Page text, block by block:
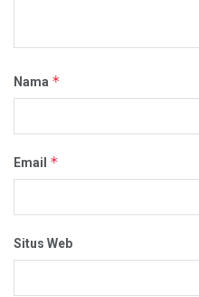
Nama *
Email *
Situs Web